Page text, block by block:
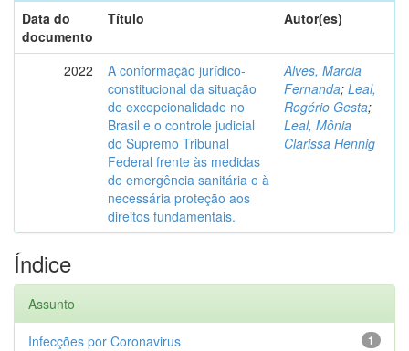
Data do
documento
Título Autor(es)
2022
A conformação jurídico-
constitucional da situação
de excepcionalidade no
Brasil e o controle judicial
do Supremo Tribunal
Federal frente às medidas
de emergência sanitária e à
necessária proteção aos
direitos fundamentais.
Alves, Marcia
Fernanda; Leal,
Rogério Gesta;
Leal, Mônia
Clarissa Hennig
Índice
Assunto
1
Infecções por Coronavirus